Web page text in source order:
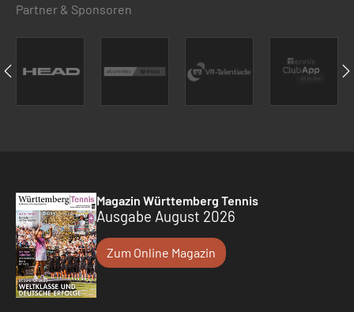
Partner & Sponsoren
Magazin Württemberg Tennis
Ausgabe August 2026
Zum Online Magazin